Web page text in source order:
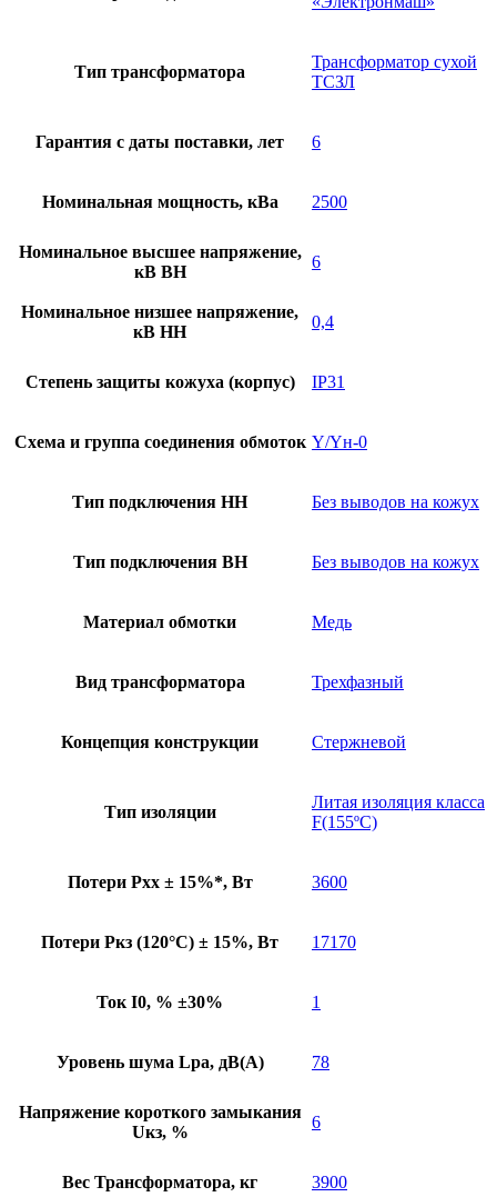
Тип трансформатора
Трансформатор сухой
ТСЗЛ
Гарантия с даты поставки, лет 6
Номинальная мощность, кВа 2500
Номинальное высшее напряжение,
кВ ВН
6
Номинальное низшее напряжение,
кВ НН
0,4
Степень защиты кожуха (корпус) IP31
Схема и группа соединения обмоток Y/Yн-0
Тип подключения НН Без выводов на кожух
Тип подключения ВН Без выводов на кожух
Материал обмотки Медь
Вид трансформатора Трехфазный
Концепция конструкции Стержневой
Тип изоляции
Литая изоляция класса
F(155ºC)
Потери Pхх ± 15%*, Вт 3600
Потери Pкз (120°C) ± 15%, Вт 17170
Ток I0, % ±30% 1
Уровень шума Lpa, дB(A) 78
Напряжение короткого замыкания
Uкз, %
6
Вес Трансформатора, кг 3900